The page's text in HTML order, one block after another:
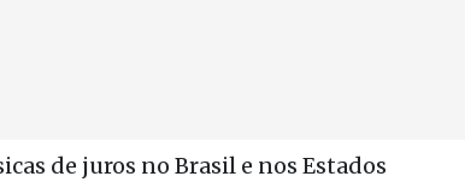
de juros no Brasil e nos Estados